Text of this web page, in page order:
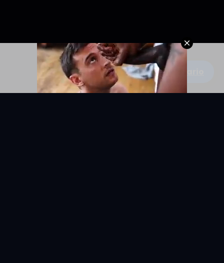
Escribe un comentario